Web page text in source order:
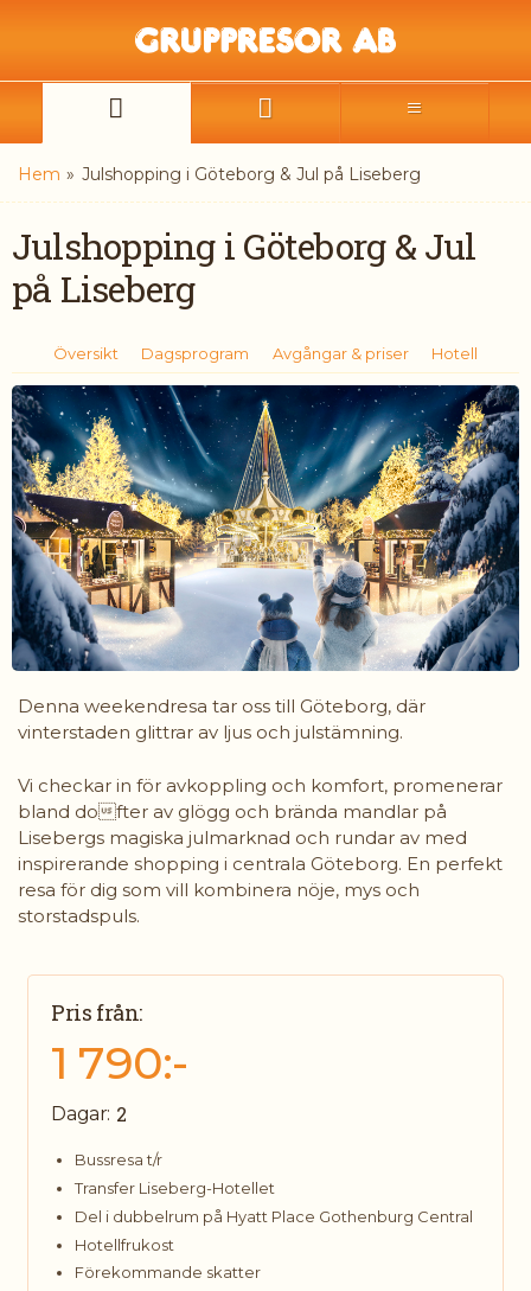
Hem » Julshopping i Göteborg & Jul på Liseberg
Julshopping i Göteborg & Jul
på Liseberg
Översikt Dagsprogram Avgångar & priser Hotell
Denna weekendresa tar oss till Göteborg, där
vinterstaden glittrar av ljus och julstämning.
Vi checkar in för avkoppling och komfort, promenerar
bland dofter av glögg och brända mandlar på
Lisebergs magiska julmarknad och rundar av med
inspirerande shopping i centrala Göteborg. En perfekt
resa för dig som vill kombinera nöje, mys och
storstadspuls.
Pris från:
1 790:-
Dagar: 2
Bussresa t/r
Transfer Liseberg-Hotellet
Del i dubbelrum på Hyatt Place Gothenburg Central
Hotellfrukost
Förekommande skatter